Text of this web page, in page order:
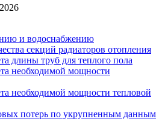
и водоснабжению
секций радиаторов отопления
длины труб для теплого пола
необходимой мощности
необходимой мощности тепловой
потерь по укрупненным данным